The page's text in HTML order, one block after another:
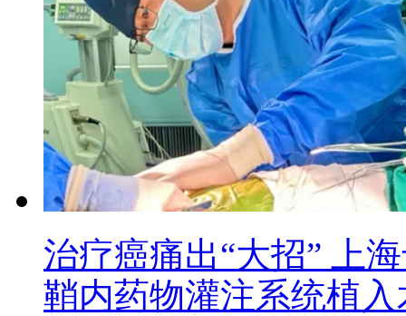
治疗癌痛出“大招” 上
鞘内药物灌注系统植入